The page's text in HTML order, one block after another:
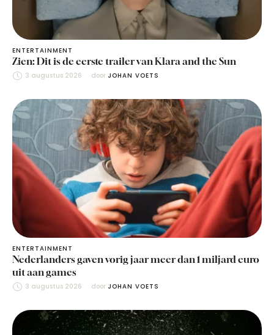
ENTERTAINMENT
Zien: Dit is de eerste trailer van Klara and the Sun
3 augustus 2026 door JOHAN VOETS
ENTERTAINMENT
Nederlanders gaven vorig jaar meer dan 1 miljard euro
uit aan games
3 augustus 2026 door JOHAN VOETS